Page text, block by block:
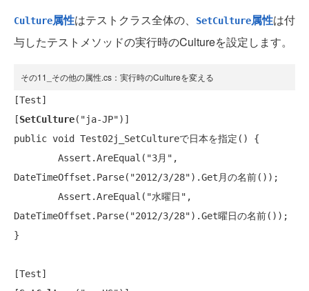
Culture属性はテストクラス全体の、 SetCulture属性は付
与したテストメソッドの実行時のCultureを設定します。
その11_その他の属性.cs：実行時のCultureを変える
[Test]
[SetCulture( "ja-JP"
public void Test02j_SetCultureで日本を指定() {
Assert .AreEqual( "3月"
DateTimeOffset .Parse( "2012/3/28").Get月の名前());
Assert .AreEqual( "水曜日"
DateTimeOffset .Parse( "2012/3/28").Get曜日の名前());
}
[Test]